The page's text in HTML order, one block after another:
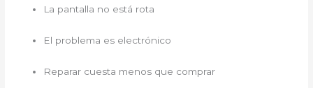
La pantalla no está rota
El problema es electrónico
Reparar cuesta menos que comprar